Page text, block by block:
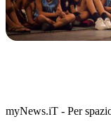
Classic Contest
📅 6 Agosto 2026 · 09:00
myNews.iT - Per